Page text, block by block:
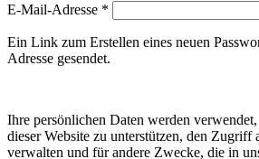
E-Mail-Adresse *
Ein Link zum Erstellen eines neuen
Adresse gesendet.
Ihre persönlichen Daten werden
dieser Website zu unterstützen, den
verwalten und für andere Zwecke, die in